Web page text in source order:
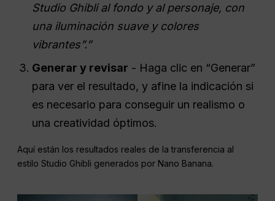
Studio Ghibli al fondo y al personaje, con
una iluminación suave y colores
vibrantes”.”
Generar y revisar - Haga clic en “Generar”
para ver el resultado, y afine la indicación si
es necesario para conseguir un realismo o
una creatividad óptimos.
Aquí están los resultados reales de la transferencia al
estilo Studio Ghibli generados por Nano Banana.